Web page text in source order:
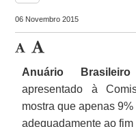
06 Novembro 2015
Anuário
apresentado à
mostra que apenas
adequadamente ao